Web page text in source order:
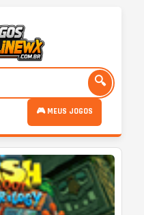
🔍
🎮 MEUS JOGOS